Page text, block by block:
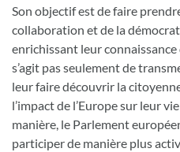
Son objectif est de faire
collaboration et de la
enrichissant leur
s’agit pas seulement de
leur faire découvrir la
l’impact de l’Europe sur leur
manière, le Parlement
participer de manière plus